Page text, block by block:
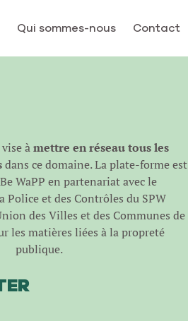
Qui sommes-nous Contact
àmettre en réseau tous les
dans ce domaine. La plate-forme est
WaPP en partenariat avec le
Police et des Contrôles du SPW
des Villes et des Communes de
les matières liées à la propreté
publique.